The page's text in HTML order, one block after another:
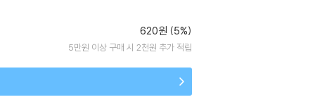
620원 (5%)
5만원 이상 구매 시 2천원 추가 적립